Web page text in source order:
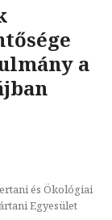
a
és Ökológiai
Egyesület